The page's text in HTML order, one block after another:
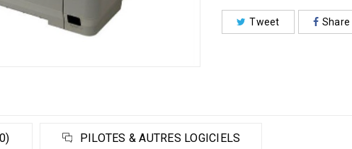
Tweet Share
PILOTES & AUTRES LOGICIELS